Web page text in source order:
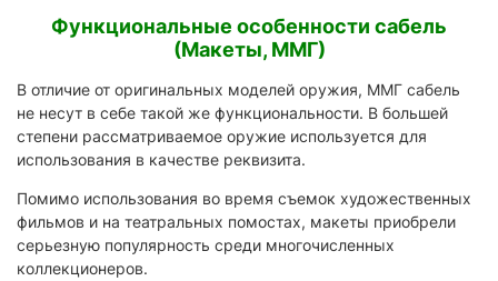
Функциональные особенности сабель
(Макеты, ММГ)
В отличие от оригинальных моделей оружия, ММГ сабель
не несут в себе такой же функциональности. В большей
степени рассматриваемое оружие используется для
использования в качестве реквизита.
Помимо использования во время съемок художественных
фильмов и на театральных помостах, макеты приобрели
серьезную популярность среди многочисленных
коллекционеров.